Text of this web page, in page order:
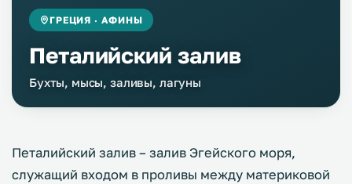
ГРЕЦИЯ · АФИНЫ
Петалийский залив
Бухты, мысы, заливы, лагуны
Петалийский залив – залив Эгейского моря,
служащий входом в проливы между материковой